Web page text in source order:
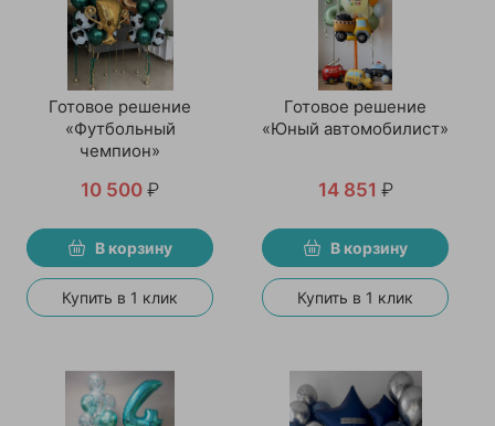
Готовое решение
«Футбольный
чемпион»
10 500 ₽
В корзину
Купить в 1 клик
Готовое решение
«Юный автомобилист»
14 851 ₽
В корзину
Купить в 1 клик